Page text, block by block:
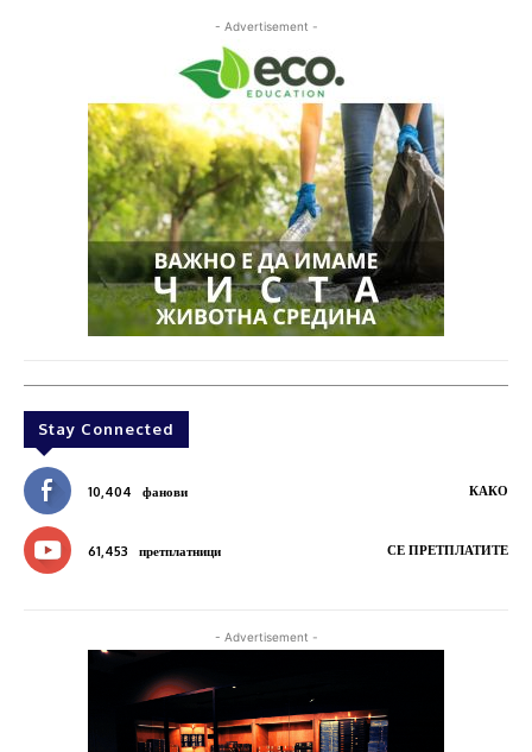
- Advertisement -
Stay Connected
10,404 фанови КАКО
61,453 претплатници СЕ ПРЕТПЛАТИТЕ
- Advertisement -